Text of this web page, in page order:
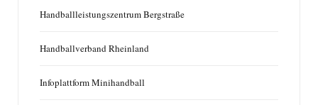
Handballleistungszentrum Bergstraße
Handballverband Rheinland
Infoplattform Minihandball